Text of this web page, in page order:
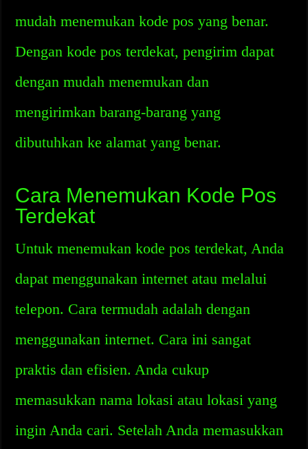
mudah menemukan kode pos yang benar.
Dengan kode pos terdekat, pengirim dapat
dengan mudah menemukan dan
mengirimkan barang-barang yang
dibutuhkan ke alamat yang benar.
Cara Menemukan Kode Pos
Terdekat
Untuk menemukan kode pos terdekat, Anda
dapat menggunakan internet atau melalui
telepon. Cara termudah adalah dengan
menggunakan internet. Cara ini sangat
praktis dan efisien. Anda cukup
memasukkan nama lokasi atau lokasi yang
ingin Anda cari. Setelah Anda memasukkan